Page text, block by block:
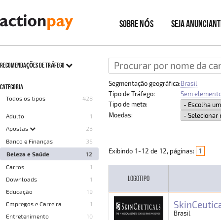
SOBRE NÓS SEJA
RECOMENDAÇÕES DE TRÁFEGO
CATEGORIA
Todos os tipos 428
Adulto
1
Apostas
23
Banco e Finanças
35
Beleza e Saúde
12
Carros
1
Downloads
1
Educação
19
Empregos e Carreira
1
Entretenimento
10
Segmentação geográfica:Brasil
Tipo de Tráfego:
Sem
Tipo de meta:
Moedas:
Exibindo 1-12 de 12, páginas: 1
LOGOTIPO
Brasil